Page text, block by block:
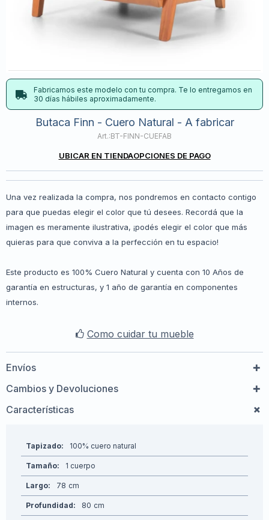
Fabricamos este modelo con tu compra. Te lo entregamos en
30 días hábiles aproximadamente.
Butaca Finn - Cuero Natural - A fabricar
BT-FINN-CUEFAB
UBICAR EN TIENDAOPCIONES DE PAGO
Una vez realizada la compra, nos pondremos en contacto contigo
para que puedas elegir el color que tú desees. Recordá que la
imagen es meramente ilustrativa, ¡podés elegir el color que más
quieras para que conviva a la perfección en tu espacio!
Este producto es 100% Cuero Natural y cuenta con 10 Años de
garantía en estructuras, y 1 año de garantía en componentes
internos.
Como cuidar tu mueble
Envíos
Cambios y Devoluciones
Características
Tapizado 100% cuero natural
Tamaño 1 cuerpo
Largo 78
Profundidad 80